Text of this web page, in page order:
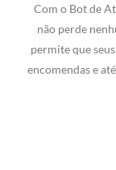
Com o Bot de
não perde
permite que
encomendas e